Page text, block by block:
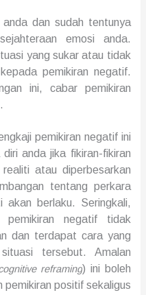
dan sudah tentunya
emosi anda.
yang sukar atau tidak
kepada pemikiran negatif.
n ini, cabar pemikiran
pemikiran negatif ini
anda jika fikiran-fikiran
atau diperbesarkan
tentang perkara
berlaku. Seringkali,
pemikiran negatif tidak
dan terdapat cara yang
tersebut. Amalan
reframing) ini boleh
pemikiran positifsekaligus